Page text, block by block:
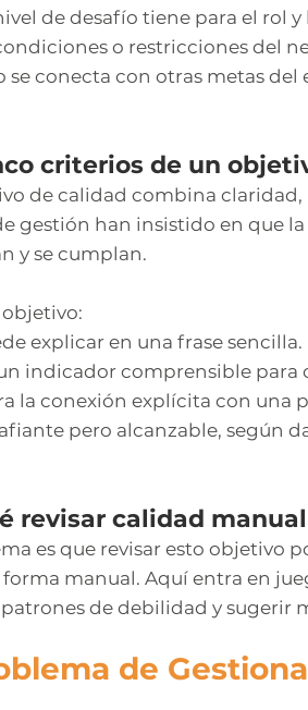
de desafío tiene para el rol
o restricciones del
se conecta con otras metas
criterios de un
de calidad combina claridad,
gestión han insistido en que
y se cumplan.
explicar en una frase sencilla.
indicador comprensible
la conexión explícita con una
pero alcanzable, según
revisar calidad
es que revisar esto objetivo
forma manual. Aquí entra en
de debilidad y sugerir
de